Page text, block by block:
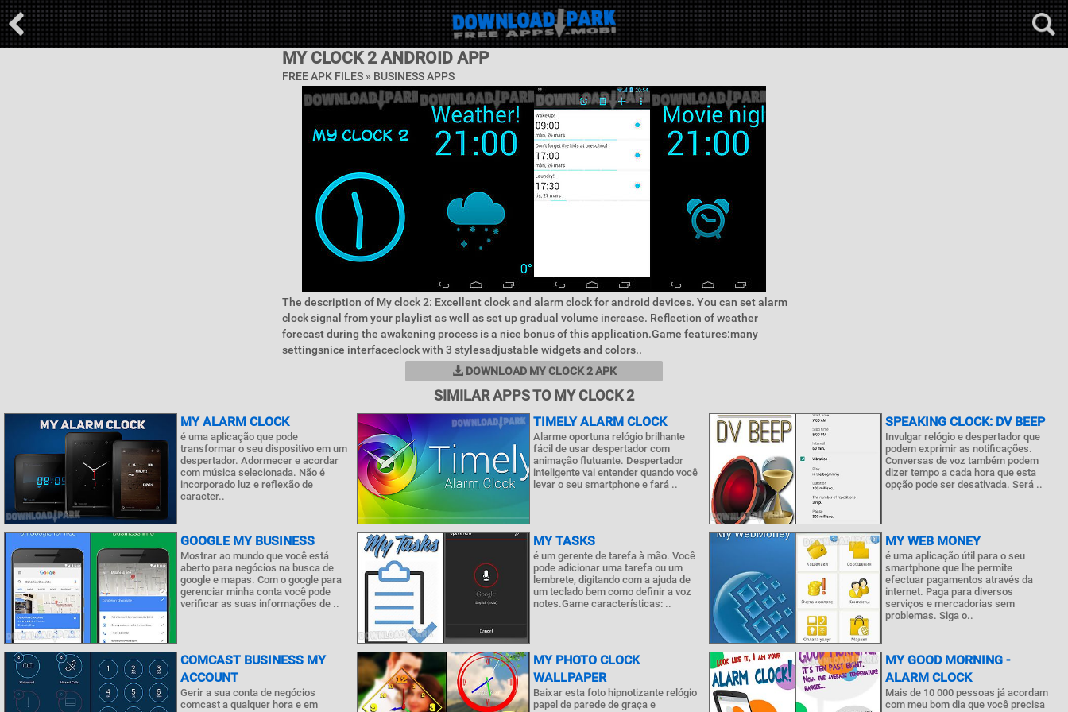
MY CLOCK 2 ANDROID APP
FREE APK FILES » BUSINESS APPS
The description of My clock 2: Excellent clock and alarm clock for android devices. You can set alarm
clock signal from your playlist as well as set up gradual volume increase. Reflection of weather
forecast during the awakening process is a nice bonus of this application.Game features:many
settingsnice interfaceclock with 3 stylesadjustable widgets and colors..
DOWNLOAD MY CLOCK 2 APK
SIMILAR APPS TO MY CLOCK 2
MY ALARM CLOCK
é uma aplicação que pode
transformar o seu dispositivo em um
despertador. Adormecer e acordar
com música selecionada. Não é
incorporado luz e reflexão de
caracter..
TIMELY ALARM CLOCK
Alarme oportuna relógio brilhante
fácil de usar despertador com
animação flutuante. Despertador
inteligente vai entender quando você
levar o seu smartphone e fará ..
SPEAKING CLOCK: DV BEEP
Invulgar relógio e despertador que
podem exprimir as notificações.
Conversas de voz também podem
dizer tempo a cada hora que esta
opção pode ser desativada. Será ..
GOOGLE MY BUSINESS
Mostrar ao mundo que você está
aberto para negócios na busca de
google e mapas. Com o google para
gerenciar minha conta você pode
verificar as suas informações de ..
MY TASKS
é um gerente de tarefa à mão. Você
pode adicionar uma tarefa ou um
lembrete, digitando com a ajuda de
um teclado bem como definir a voz
notes.Game características: ..
MY WEB MONEY
é uma aplicação útil para o seu
smartphone que lhe permite
efectuar pagamentos através da
internet. Paga para diversos
serviços e mercadorias sem
problemas. Siga o..
COMCAST BUSINESS MY
ACCOUNT
Gerir a sua conta de negócios
comcast a qualquer hora e em
MY PHOTO CLOCK
WALLPAPER
Baixar esta foto hipnotizante relógio
papel de parede de graça e
MY GOOD MORNING -
ALARM CLOCK
Mais de 10 000 pessoas já acordam
com meu bom dia que você precisa